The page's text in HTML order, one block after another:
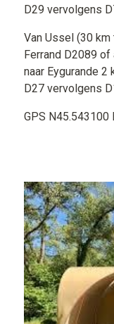
D29 vervolgens
Van Ussel (30
Ferrand D2089
naar Eygurande 2
D27 vervolgens
GPS N45.543100